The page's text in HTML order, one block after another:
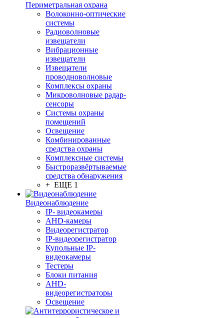
Периметральная охрана
Волоконно-оптические
системы
Радиоволновые
извещатели
Вибрационные
извещатели
Извещатели
проводноволновые
Комплексы охраны
Микроволновые радар-
сенсоры
Системы охраны
помещений
Освещение
Комбинированные
средства охраны
Комплексные системы
Быстроразвёртываемые
средства обнаружения
+ ЕЩЕ 1
Видеонаблюдение
IP- видеокамеры
AHD-камеры
Видеорегистратор
IP-видеорегистратор
Купольные IP-
видеокамеры
Тестеры
Блоки питания
AHD-
видеорегистраторы
Освещение